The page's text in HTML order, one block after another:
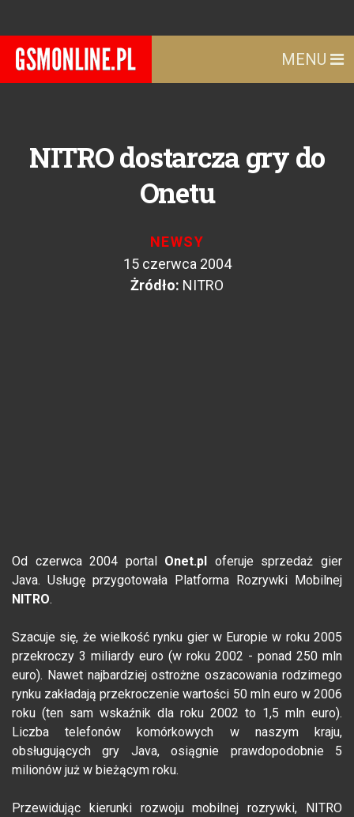
MENU
NITRO dostarcza gry do
Onetu
NEWSY
15 czerwca 2004
Żródło: NITRO
Od czerwca 2004 portal Onet.pl oferuje sprzedaż gier
Java. Usługę przygotowała Platforma Rozrywki Mobilnej
NITRO.
Szacuje się, że wielkość rynku gier w Europie w roku 2005
przekroczy 3 miliardy euro (w roku 2002 - ponad 250 mln
euro). Nawet najbardziej ostrożne oszacowania rodzimego
rynku zakładają przekroczenie wartości 50 mln euro w 2006
roku (ten sam wskaźnik dla roku 2002 to 1,5 mln euro).
Liczba telefonów komórkowych w naszym kraju,
obsługujących gry Java, osiągnie prawdopodobnie 5
milionów już w bieżącym roku.
Przewidując kierunki rozwoju mobilnej rozrywki, NITRO